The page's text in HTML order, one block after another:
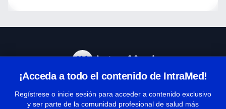
¡Acceda a todo el contenido de IntraMed!
Regístrese o inicie sesión para acceder a contenido exclusivo
y ser parte de la comunidad profesional de salud más